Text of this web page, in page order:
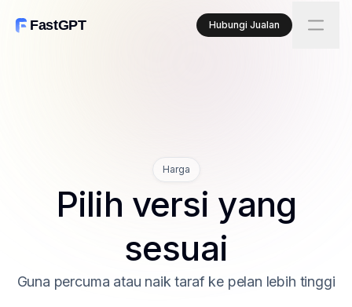
FastGPT Hubungi Jualan
Harga
Pilih versi yang
sesuai
Guna percuma atau naik taraf ke pelan lebih tinggi